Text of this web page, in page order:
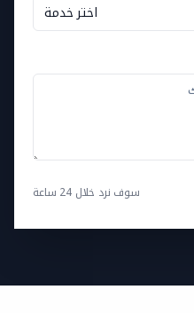
اختر خدمة
سوف نرد خلال 24 ساعة